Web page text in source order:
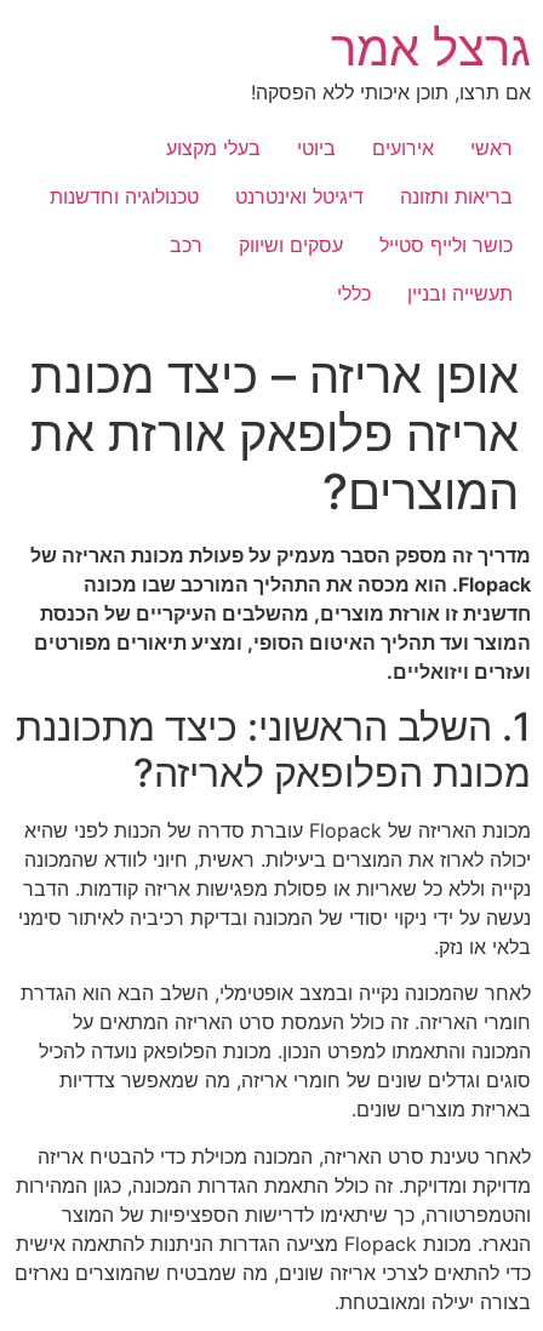
לתוכן
גרצל אמר
אם תרצו, תוכן איכותי ללא הפסקה!
ראשי אירועים ביוטי
בעלי מקצוע
בריאות ותזונה
דיגיטל ואינטרנט
טכנולוגיה וחדשנות
כושר ולייף סטייל
עסקים ושיווק
רכב
תעשייה ובניין
כללי
אופן אריזה – כיצד מכונת
אריזה פלופאק אורזת את
המוצרים?
מדריך זה מספק הסבר מעמיק על פעולת מכונת האריזה של
Flopack. הוא מכסה את התהליך המורכב שבו מכונה
חדשנית זו אורזת מוצרים, מהשלבים העיקריים של הכנסת
המוצר ועד תהליך האיטום הסופי, ומציע תיאורים מפורטים
ועזרים ויזואליים.
1. השלב הראשוני: כיצד מתכוננת
מכונת הפלופאק לאריזה?
מכונת האריזה של Flopack עוברת סדרה של הכנות לפני שהיא
יכולה לארוז את המוצרים ביעילות. ראשית, חיוני לוודא שהמכונה
נקייה וללא כל שאריות או פסולת מפגישות אריזה קודמות. הדבר
נעשה על ידי ניקוי יסודי של המכונה ובדיקת רכיביה לאיתור סימני
בלאי או נזק.
לאחר שהמכונה נקייה ובמצב אופטימלי, השלב הבא הוא הגדרת
חומרי האריזה. זה כולל העמסת סרט האריזה המתאים על
המכונה והתאמתו למפרט הנכון. מכונת הפלופאק נועדה להכיל
סוגים וגדלים שונים של חומרי אריזה, מה שמאפשר צדדיות
באריזת מוצרים שונים.
לאחר טעינת סרט האריזה, המכונה מכוילת כדי להבטיח אריזה
מדויקת ומדויקת. זה כולל התאמת הגדרות המכונה, כגון המהירות
והטמפרטורה, כך שיתאימו לדרישות הספציפיות של המוצר
הנארז. מכונת Flopack מציעה הגדרות הניתנות להתאמה אישית
כדי להתאים לצרכי אריזה שונים, מה שמבטיח שהמוצרים נארזים
בצורה יעילה ומאובטחת.